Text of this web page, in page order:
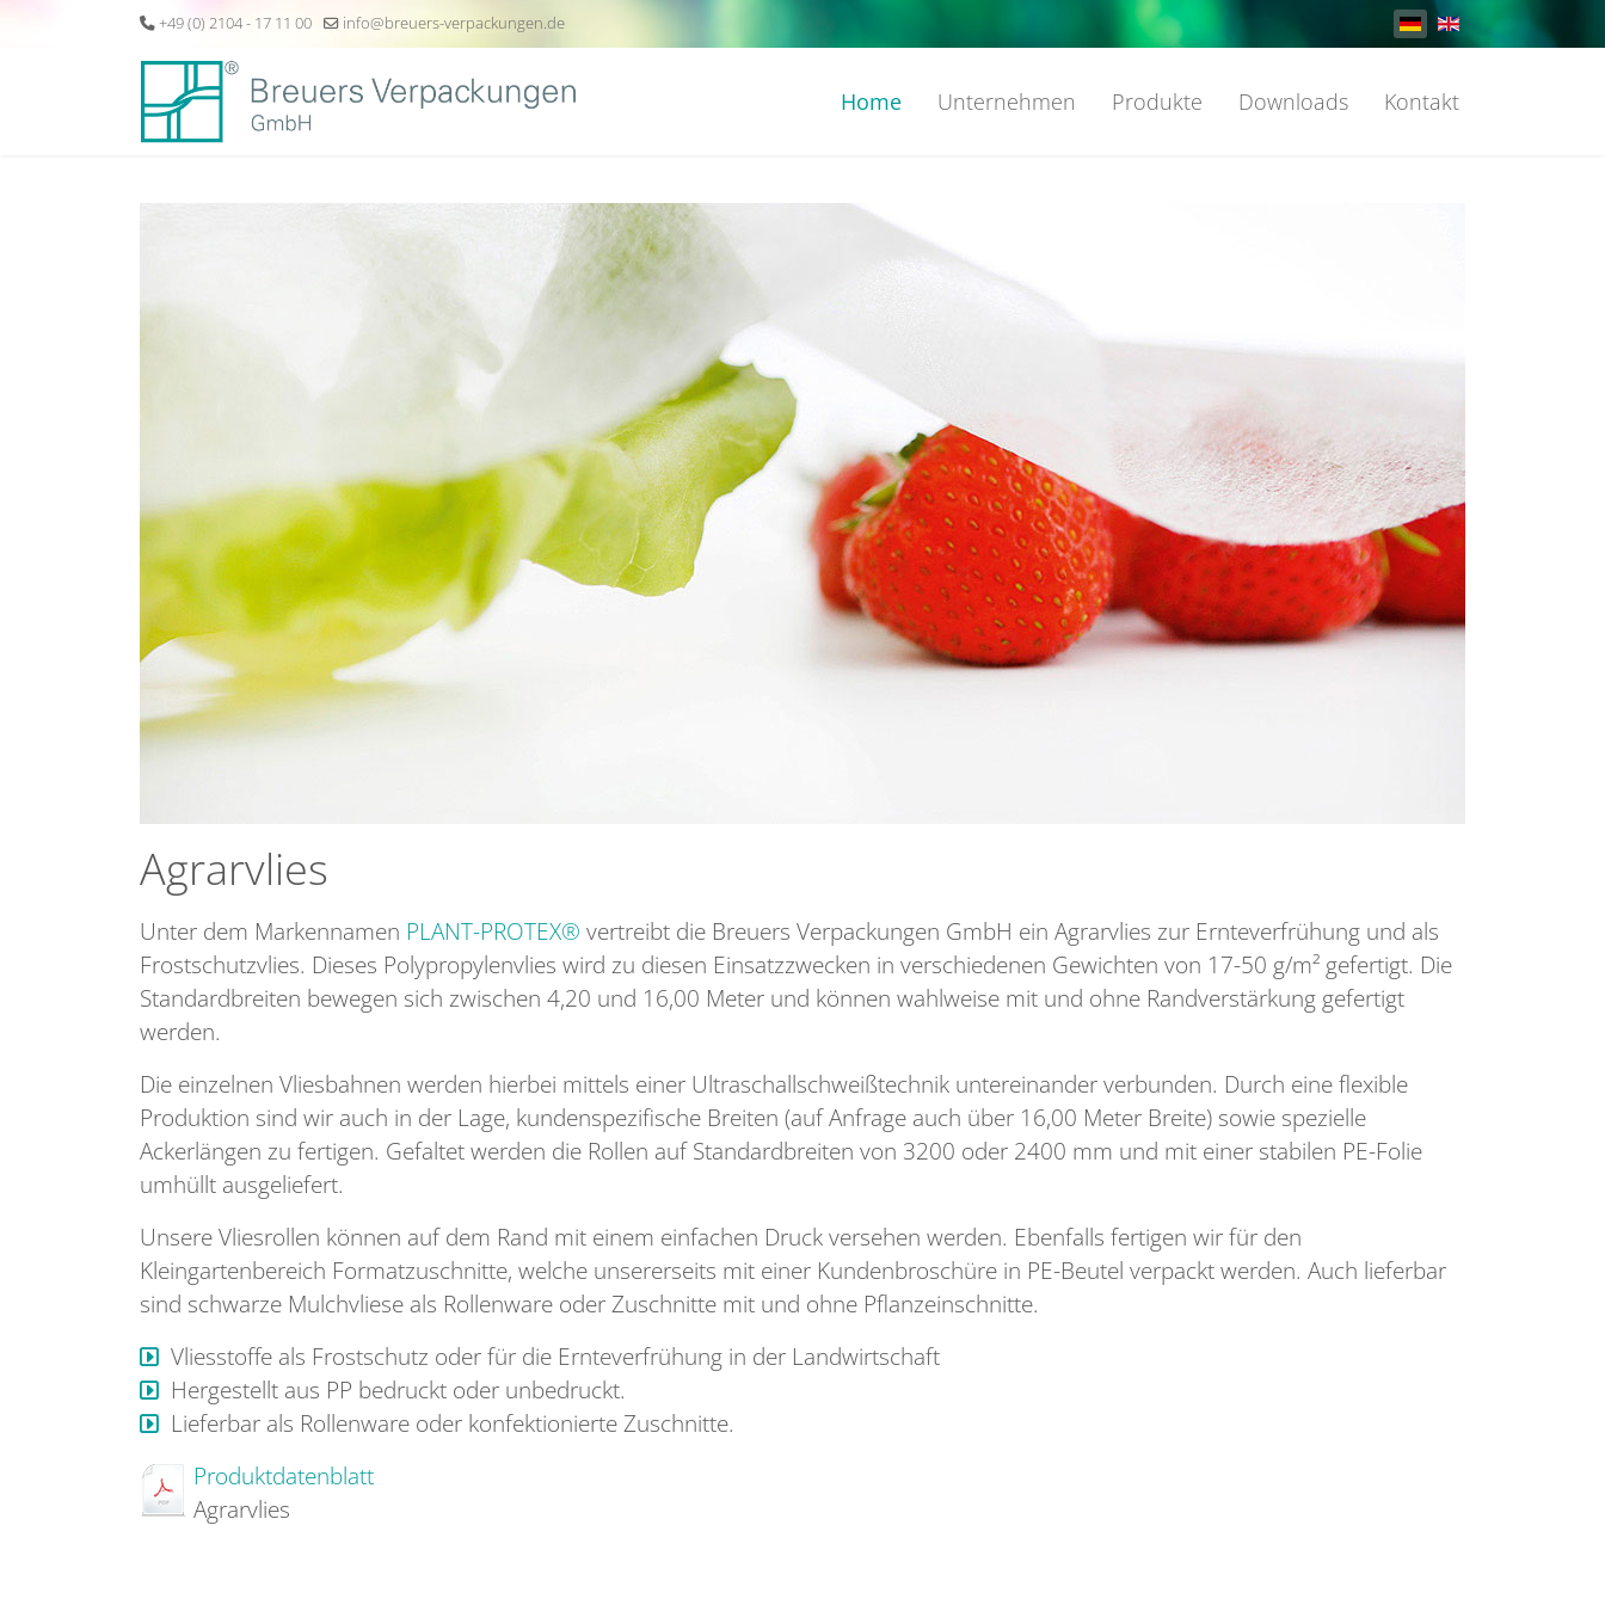
+49 (0) 2104 - 17 11 00 info@breuers-verpackungen.de Sprache auswählen
Home Unternehmen Produkte Downloads Kontakt
Agrarvlies
Unter dem Markennamen PLANT-PROTEX® vertreibt die Breuers Verpackungen GmbH ein Agrarvlies zur Ernteverfrühung und als
Frostschutzvlies. Dieses Polypropylenvlies wird zu diesen Einsatzzwecken in verschiedenen Gewichten von 17-50 g/m² gefertigt. Die
Standardbreiten bewegen sich zwischen 4,20 und 16,00 Meter und können wahlweise mit und ohne Randverstärkung gefertigt
werden.
Die einzelnen Vliesbahnen werden hierbei mittels einer Ultraschallschweißtechnik untereinander verbunden. Durch eine flexible
Produktion sind wir auch in der Lage, kundenspezifische Breiten (auf Anfrage auch über 16,00 Meter Breite) sowie spezielle
Ackerlängen zu fertigen. Gefaltet werden die Rollen auf Standardbreiten von 3200 oder 2400 mm und mit einer stabilen PE-Folie
umhüllt ausgeliefert.
Unsere Vliesrollen können auf dem Rand mit einem einfachen Druck versehen werden. Ebenfalls fertigen wir für den
Kleingartenbereich Formatzuschnitte, welche unsererseits mit einer Kundenbroschüre in PE-Beutel verpackt werden. Auch lieferbar
sind schwarze Mulchvliese als Rollenware oder Zuschnitte mit und ohne Pflanzeinschnitte.
Vliesstoffe als Frostschutz oder für die Ernteverfrühung in der Landwirtschaft
Hergestellt aus PP bedruckt oder unbedruckt.
Lieferbar als Rollenware oder konfektionierte Zuschnitte.
Produktdatenblatt
Agrarvlies